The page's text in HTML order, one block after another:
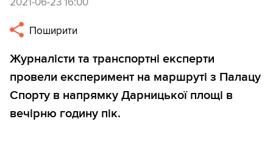
Поширити
Журналісти та транспортні експерти
провели експеримент на маршруті з Палацу
Спорту в напрямку Дарницької площі в
вечірню годину пік.